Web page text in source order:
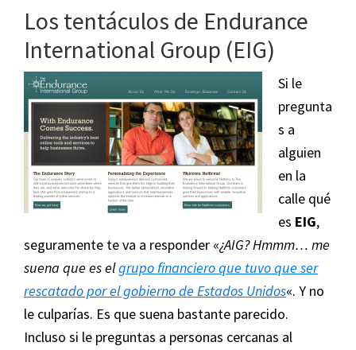
letra
menuda
de
los
5
grandes
del
hosting
que
nadie
lee
Los tentáculos de Endurance
International Group (EIG)
Si le
pregunta
s a
alguien
en la
calle qué
es EIG,
seguramente te va a responder «¿AIG? Hmmm… me
suena que es elgrupo financiero que tuvo que ser
rescatado por el gobierno de Estados Unidos«. Y no
le culparías. Es que suena bastante parecido.
Incluso si le preguntas a personas cercanas al